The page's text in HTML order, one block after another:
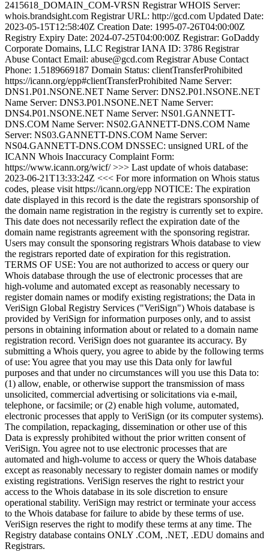
2415618_DOMAIN_COM-VRSN Registrar WHOIS Server:
whois.brandsight.com Registrar URL: http://gcd.com Updated Date:
2023-05-15T12:58:40Z Creation Date: 1995-07-26T04:00:00Z
Registry Expiry Date: 2024-07-25T04:00:00Z Registrar: GoDaddy
Corporate Domains, LLC Registrar IANA ID: 3786 Registrar
Abuse Contact Email: abuse@gcd.com Registrar Abuse Contact
Phone: 1.5189669187 Domain Status: clientTransferProhibited
https://icann.org/epp#clientTransferProhibited Name Server:
DNS1.P01.NSONE.NET Name Server: DNS2.P01.NSONE.NET
Name Server: DNS3.P01.NSONE.NET Name Server:
DNS4.P01.NSONE.NET Name Server: NS01.GANNETT-
DNS.COM Name Server: NS02.GANNETT-DNS.COM Name
Server: NS03.GANNETT-DNS.COM Name Server:
NS04.GANNETT-DNS.COM DNSSEC: unsigned URL of the
ICANN Whois Inaccuracy Complaint Form:
https://www.icann.org/wicf/ >>> Last update of whois database:
2023-06-21T13:33:24Z <<< For more information on Whois status
codes, please visit https://icann.org/epp NOTICE: The expiration
date displayed in this record is the date the registrars sponsorship of
the domain name registration in the registry is currently set to expire.
This date does not necessarily reflect the expiration date of the
domain name registrants agreement with the sponsoring registrar.
Users may consult the sponsoring registrars Whois database to view
the registrars reported date of expiration for this registration.
TERMS OF USE: You are not authorized to access or query our
Whois database through the use of electronic processes that are
high-volume and automated except as reasonably necessary to
register domain names or modify existing registrations; the Data in
VeriSign Global Registry Services ("VeriSign") Whois database is
provided by VeriSign for information purposes only, and to assist
persons in obtaining information about or related to a domain name
registration record. VeriSign does not guarantee its accuracy. By
submitting a Whois query, you agree to abide by the following terms
of use: You agree that you may use this Data only for lawful
purposes and that under no circumstances will you use this Data to:
(1) allow, enable, or otherwise support the transmission of mass
unsolicited, commercial advertising or solicitations via e-mail,
telephone, or facsimile; or (2) enable high volume, automated,
electronic processes that apply to VeriSign (or its computer systems).
The compilation, repackaging, dissemination or other use of this
Data is expressly prohibited without the prior written consent of
VeriSign. You agree not to use electronic processes that are
automated and high-volume to access or query the Whois database
except as reasonably necessary to register domain names or modify
existing registrations. VeriSign reserves the right to restrict your
access to the Whois database in its sole discretion to ensure
operational stability. VeriSign may restrict or terminate your access
to the Whois database for failure to abide by these terms of use.
VeriSign reserves the right to modify these terms at any time. The
Registry database contains ONLY .COM, .NET, .EDU domains and
Registrars.